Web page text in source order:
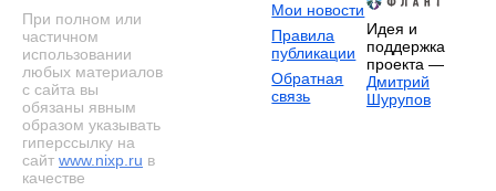
При полном или
частичном
использовании
любых материалов
с сайта вы
обязаны явным
образом указывать
гиперссылку на
сайт www.nixp.ru в
качестве
Мои новости
Правила
публикации
Обратная
связь
Идея и
поддержка
проекта —
Дмитрий
Шурупов